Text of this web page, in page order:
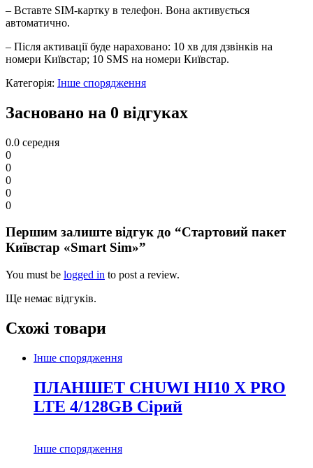
– Вставте SIM-картку в телефон. Вона активується
автоматично.
– Після активації буде нараховано: 10 хв для дзвінків на
номери Київстар; 10 SMS на номери Київстар.
Категорія: Інше спорядження
Засновано на 0 відгуках
0.0 середня
0
0
0
0
0
Першим залиште відгук до “Стартовий пакет
Київстар «Smart Sim»”
You must be logged in to post a review.
Ще немає відгуків.
Схожі товари
Інше спорядження
ПЛАНШЕТ CHUWI HI10 X PRO
LTE 4/128GB Сірий
Інше спорядження